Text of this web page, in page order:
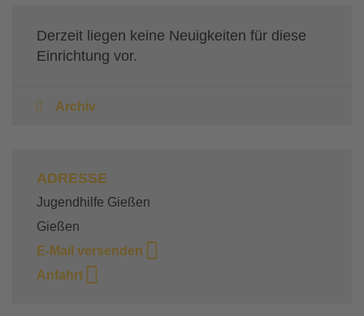
Derzeit liegen keine Neuigkeiten für diese
Einrichtung vor.
Archiv
ADRESSE
Jugendhilfe Gießen
Gießen
E-Mail versenden
Anfahrt